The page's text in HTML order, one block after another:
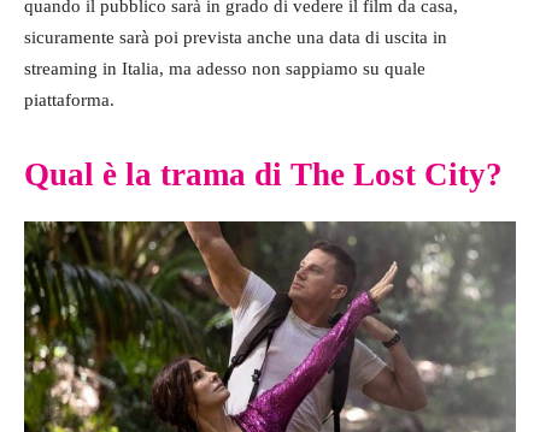
quando il pubblico sarà in grado di vedere il film da casa,
sicuramente sarà poi prevista anche una data di uscita in
streaming in Italia, ma adesso non sappiamo su quale
piattaforma.
Qual è la trama di The Lost City?